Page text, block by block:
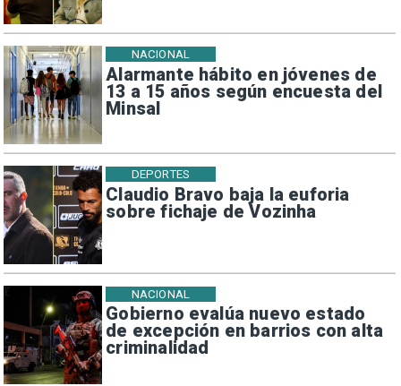
Alarmante hábito en jóvenes de
13 a 15 años según encuesta del
Minsal
NACIONAL
Claudio Bravo baja la euforia
sobre fichaje de Vozinha
DEPORTES
Gobierno evalúa nuevo estado
de excepción en barrios con alta
criminalidad
NACIONAL